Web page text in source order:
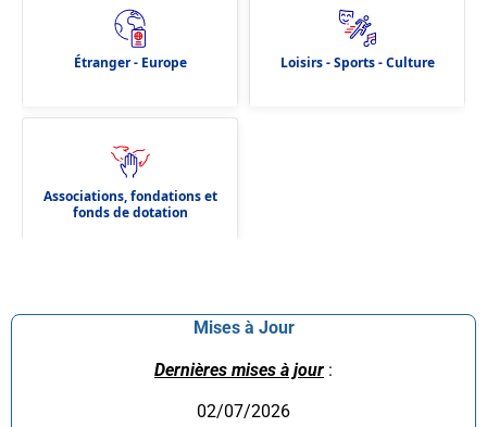
Mises à Jour
Dernières mises à jour :
02/07/2026
Étranger - Europe Loisirs - Sports - Culture
Associations, fondations et
fonds de dotation